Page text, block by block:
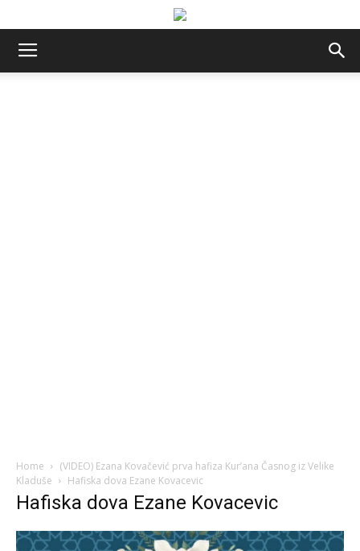
Home
(VIDEO) Ezana Kovačević prva hafiza Kur’ana Časnog iz Velike
Kladuše
Hafiska dova Ezane Kovacevic
Hafiska dova Ezane Kovacevic